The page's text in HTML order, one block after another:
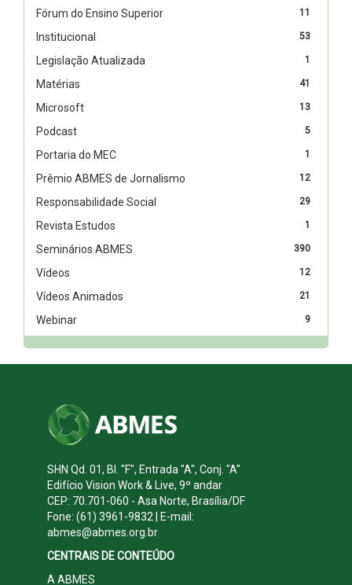
11
Fórum do Ensino Superior
53
Institucional
1
Legislação Atualizada
41
Matérias
13
Microsoft
5
Podcast
1
Portaria do MEC
12
Prêmio ABMES de Jornalismo
29
Responsabilidade Social
1
Revista Estudos
390
Seminários ABMES
12
Vídeos
21
Vídeos Animados
9
Webinar
SHN Qd. 01, Bl. "F", Entrada "A", Conj. "A"
Edifício Vision Work & Live, 9º andar
CEP: 70.701-060 - Asa Norte, Brasília/DF
Fone: (61) 3961-9832 | E-mail:
abmes@abmes.org.br
CENTRAIS DE CONTEÚDO
A ABMES